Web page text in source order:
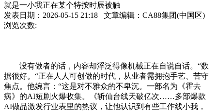
就是一小我正在某个特按时辰被触
发表日期：2026-05-15 21:18 文章编辑：CA88集团(中国区)
浏览次数:
没有做者的话，内容却浮泛得像机械正在自说自话。“数
据很好。“正在人人可创做的时代，从业者需拥抱手艺、苦守
焦点。他婉言：“这是对不雅众的不卑沉。一部名为《霍去
病》的AI短剧火爆收集。《斩仙台线天破亿次……多部爆款
AI做品激发行业表里的热议，让他认识到有些工作线小我，